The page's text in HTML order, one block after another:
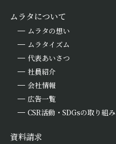
ムラタについて
ムラタの想い
ムラタイズム
代表あいさつ
社員紹介
会社情報
広告一覧
CSR活動・SDGsの取り組み
資料請求